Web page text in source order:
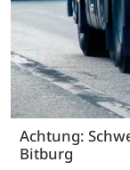
Achtung:
Bitburg